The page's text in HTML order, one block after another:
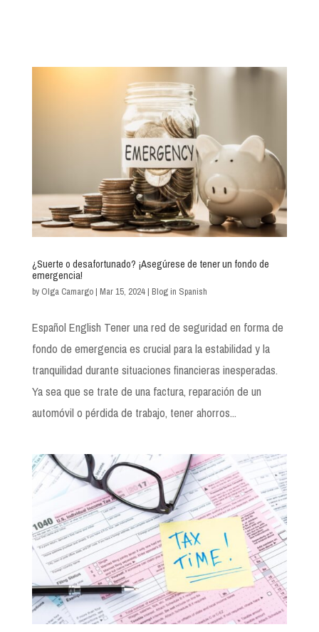
¿Suerte o desafortunado? ¡Asegúrese de tener un fondo de
emergencia!
byOlga Camargo| Mar 15, 2024| Blog in Spanish
Español English Tener una red de seguridad en forma de
fondo de emergencia es crucial para la estabilidad y la
tranquilidad durante situaciones financieras inesperadas.
Ya sea que se trate de una factura, reparación de un
automóvil o pérdida de trabajo, tener ahorros...